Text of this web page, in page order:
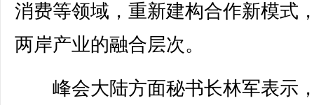
消费等领域，重新建构合作新模式
两岸产业的融合层次。
峰会大陆方面秘书长林军表示